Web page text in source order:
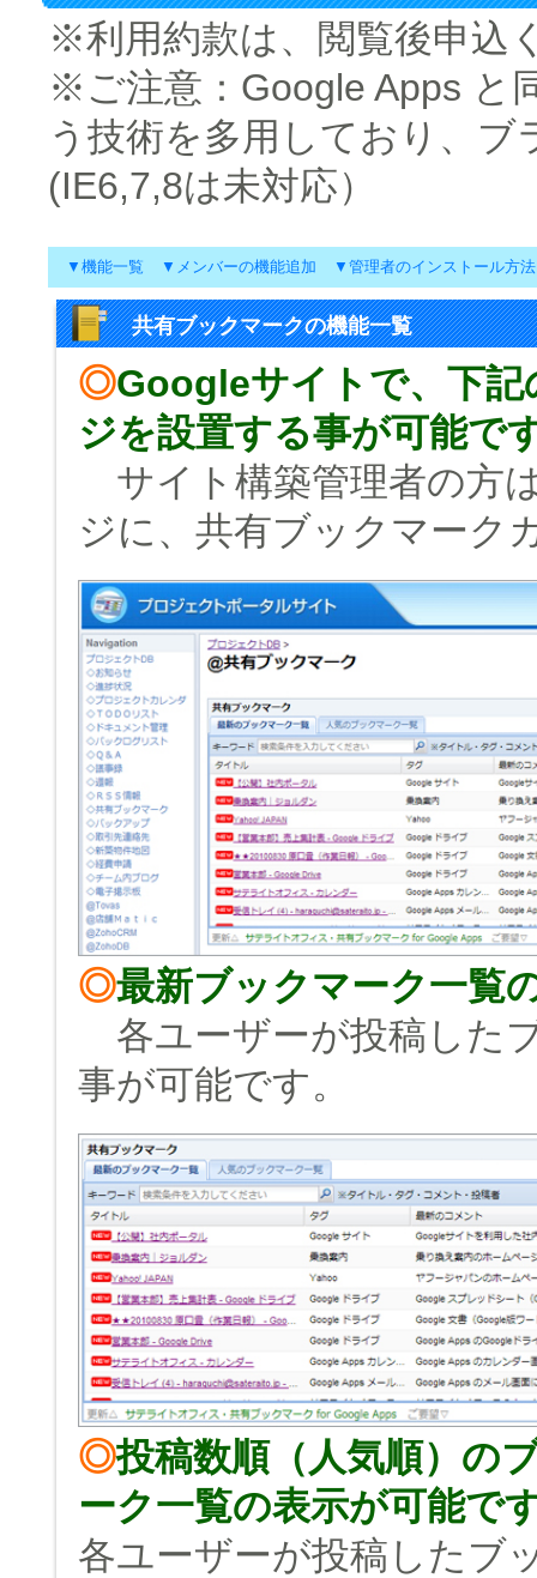
※利用約款は、閲覧後申
※ご注意：Google Apps と
う技術を多用しており、
(IE6,7,8は未対応）
▼ 機能一覧 ▼ メンバーの機能追加 ▼ 管理者のインストール方法
共有ブックマークの機能一覧
◎Googleサイトで、下
ジを設置する事が可能で
サイト構築管理者の方
ジに、共有ブックマーク
◎最新ブックマーク一覧
各ユーザーが投稿した
事が可能です。
◎投稿数順（人気順）の
ーク一覧の表示が可能で
各ユーザーが投稿したブ